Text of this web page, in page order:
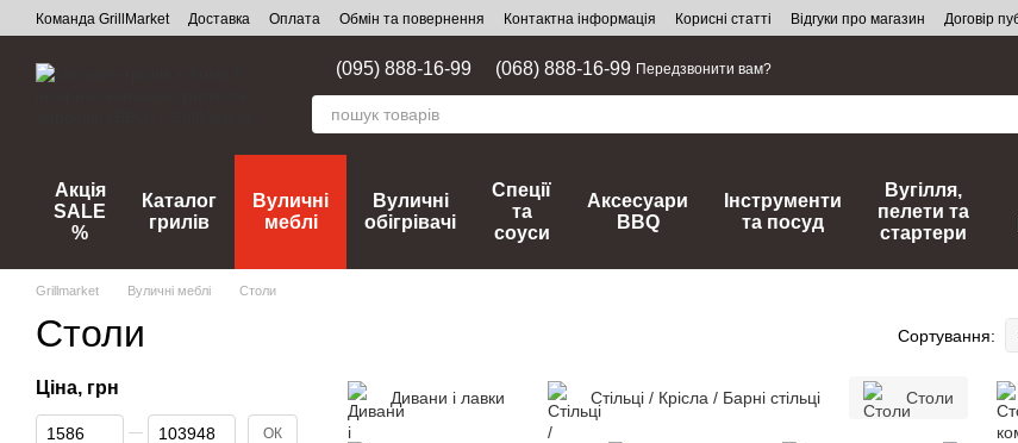
Перейти до основного контенту
Команда GrillMarket Доставка Оплата Обмін та повернення Контактна інформація Корисні статті Відгуки про магазин Договір
(095) 888-16-99 (068) 888-16-99 Передзвонити вам?
Акція
SALE
%
Каталог
грилів
Вуличні
меблі
Вуличні
обігрівачі
Спеції
та
соуси
Аксесуари
BBQ
Інструменти
та посуд
Вугілля,
пелети та
стартери
Grillmarket Вуличні меблі Столи
Столи Сортування:
Дивани і лавки Стільці / Крісла / Барні стільці Столи
Ціна, грн
Від Ціна, грн
До Ціна, грн ОК